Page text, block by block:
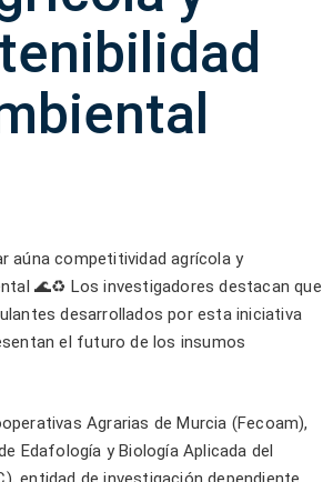
aúna competitividad agrícola y
🌊♻️ Los investigadores destacan que
desarrollados por esta iniciativa
el futuro de los insumos
Agrarias de Murcia (Fecoam),
Edafología y Biología Aplicada del